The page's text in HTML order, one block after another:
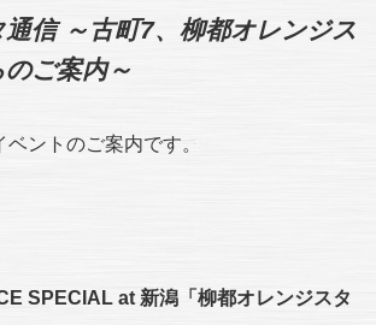
信 ～古町7、柳都オレンジス
ご案内～
ントのご案内です。
SPECIAL at 新潟「柳都オレンジスタ